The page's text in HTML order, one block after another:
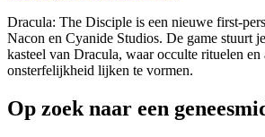
Dracula: The Disciple is een nieuwe first-
Nacon en Cyanide Studios. De game stuurt
kasteel van Dracula, waar occulte rituelen en
onsterfelijkheid lijken te vormen.
Op zoek naar een